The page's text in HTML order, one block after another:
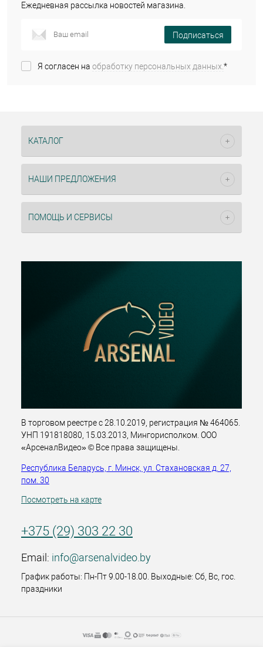
Ежедневная рассылка новостей магазина.
Подписаться
Я согласен на обработку персональных данных.*
КАТАЛОГ
НАШИ ПРЕДЛОЖЕНИЯ
ПОМОЩЬ И СЕРВИСЫ
В торговом реестре с 28.10.2019, регистрация № 464065.
УНП 191818080, 15.03.2013, Мингорисполком. ООО
«АрсеналВидео» © Все права защищены.
Республика Беларусь, г. Минск, ул. Стахановская д. 27,
пом. 30
Посмотреть на карте
+375 (29) 303 22 30
Email: info@arsenalvideo.by
График работы: Пн-Пт 9.00-18.00. Выходные: Сб, Вс, гос.
праздники